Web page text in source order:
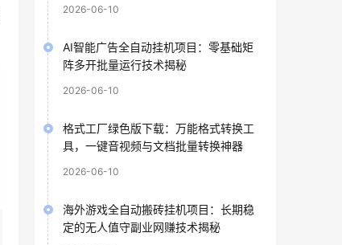
2026-06-10
AI智能广告全自动挂机项目：零基础矩
阵多开批量运行技术揭秘
2026-06-10
格式工厂绿色版下载：万能格式转换工
具，一键音视频与文档批量转换神器
2026-06-10
海外游戏全自动搬砖挂机项目：长期稳
定的无人值守副业网赚技术揭秘